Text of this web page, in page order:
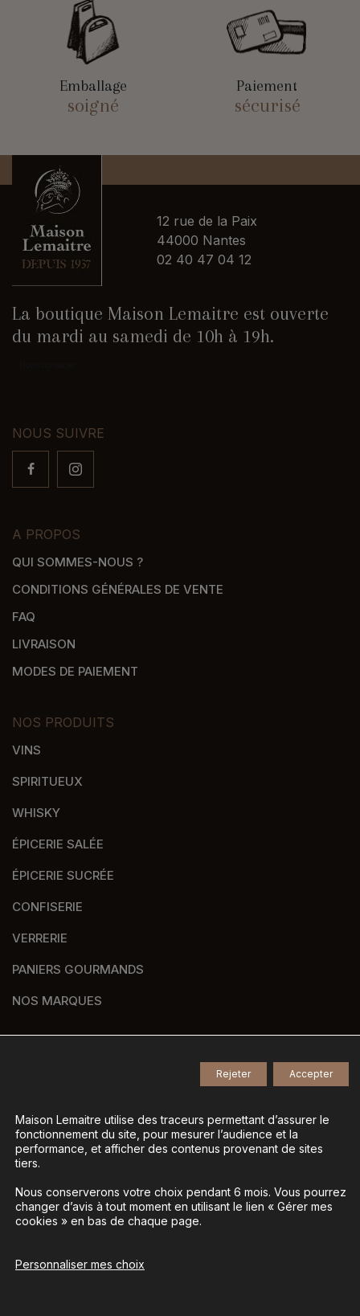
Emballage
soigné
Paiement
sécurisé
12 rue de la Paix
44000 Nantes
02 40 47 04 12
La boutique Maison Lemaitre est ouverte
du mardi au samedi de 10h à 19h.
NOUS SUIVRE
A PROPOS
QUI SOMMES-NOUS ?
CONDITIONS GÉNÉRALES DE VENTE
FAQ
LIVRAISON
MODES DE PAIEMENT
NOS PRODUITS
VINS
SPIRITUEUX
WHISKY
ÉPICERIE SALÉE
ÉPICERIE SUCRÉE
CONFISERIE
VERRERIE
PANIERS GOURMANDS
NOS MARQUES
Tous droits réservés -
Mentions légales-
Gestion des données personnelles-
Gérer mes cookies
La vente d’alcool est interdite aux mineurs - L’abus
avec modération
Maison Lemaitre utilise des traceurs permettant d’assurer le
fonctionnement du site, pour mesurer l’audience et la
performance, et afficher des contenus provenant de sites
tiers.
Nous conserverons votre choix pendant 6 mois. Vous pourrez
changer d’avis à tout moment en utilisant le lien « Gérer mes
cookies » en bas de chaque page.
Personnaliser mes choix
Accepter
Rejeter